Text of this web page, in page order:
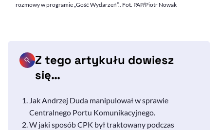
rozmowy w programie „Gość Wydarzeń”.. Fot. PAP/Piotr Nowak
Z tego artykułu dowiesz
się…
Jak Andrzej Duda manipulował w sprawie
Centralnego Portu Komunikacyjnego.
W jaki sposób CPK był traktowany podczas